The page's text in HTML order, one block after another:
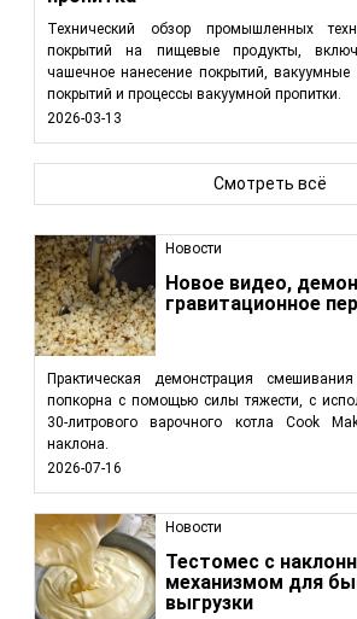
Новости
Новое видео,
гравитационное
Практическая демонстрация
попкорна с помощью силы тяжести, с
30-литрового варочного котла Cook
наклона.
2026-07-16
Новости
Тестомес с
механизмом для
выгрузки
Технический обзор промышленных
покрытий на пищевые продукты,
чашечное нанесение покрытий, вакуумные
покрытий и процессы вакуумной пропитки.
2026-03-13
Смотреть всё